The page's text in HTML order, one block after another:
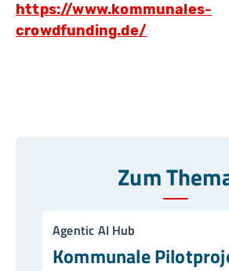
https://www.kommunales-
crowdfunding.de/
Zum
Agentic AI Hub
Kommunale